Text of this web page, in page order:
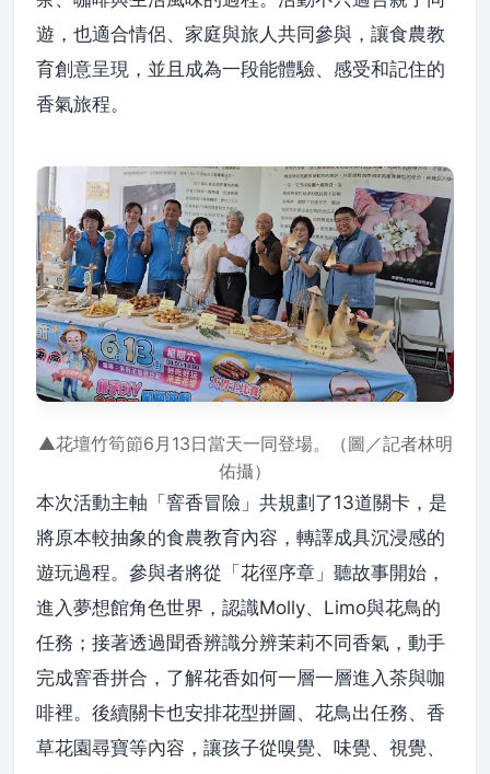
遊，也適合情侶、家庭與旅人共同參與，讓食農教
育創意呈現，並且成為一段能體驗、感受和記住的
香氣旅程。
▲花壇竹筍節6月13日當天一同登場。（圖／記者林明
佑攝）
本次活動主軸「窨香冒險」共規劃了13道關卡，是
將原本較抽象的食農教育內容，轉譯成具沉浸感的
遊玩過程。參與者將從「花徑序章」聽故事開始，
進入夢想館角色世界，認識Molly、Limo與花鳥的
任務；接著透過聞香辨識分辨茉莉不同香氣，動手
完成窨香拼合，了解花香如何一層一層進入茶與咖
啡裡。後續關卡也安排花型拼圖、花鳥出任務、香
草花園尋寶等內容，讓孩子從嗅覺、味覺、視覺、